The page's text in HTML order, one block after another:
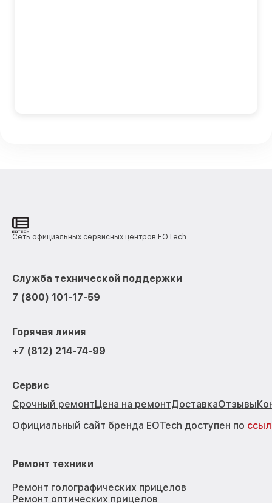
Сеть официальных сервисных центров EOTech
Служба технической поддержки
7 (800) 101-17-59
Горячая линия
+7 (812) 214-74-99
Сервис
Срочный ремонтЦена на ремонтДоставкаОтзывы
Официальный сайт бренда EOTech доступен по
Ремонт техники
Ремонт голографических прицелов
Ремонт оптических прицелов